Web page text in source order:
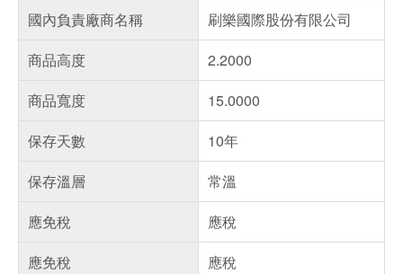
國內負責廠商名稱
刷樂國際股份有限公司
商品高度
2.2000
商品寬度
15.0000
保存天數
10年
保存溫層
常溫
應免稅
應稅
應免稅
應稅